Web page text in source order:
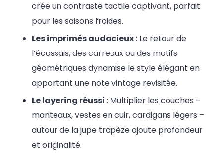
crée un contraste tactile captivant, parfait
pour les saisons froides.
Les imprimés audacieux: Le retour de
l’écossais, des carreaux ou des motifs
géométriques dynamise le style élégant en
apportant une note vintage revisitée.
Le layering réussi : Multiplier les couches –
manteaux, vestes en cuir, cardigans légers –
autour de la jupe trapèze ajoute profondeur
et originalité.